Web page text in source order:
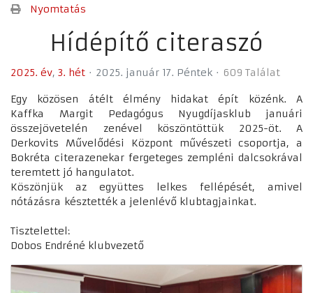
Nyomtatás
Hídépítő citeraszó
2025. év 3. hét 2025. január 17. Péntek 609 Találat
Egy közösen átélt élmény hidakat épít közénk. A
Kaffka Margit Pedagógus Nyugdíjasklub januári
összejövetelén zenével köszöntöttük 2025-öt. A
Derkovits Művelődési Központ művészeti csoportja, a
Bokréta citerazenekar fergeteges zempléni dalcsokrával
teremtett jó hangulatot.
Köszönjük az együttes lelkes fellépését, amivel
nótázásra késztették a jelenlévő klubtagjainkat.
Tisztelettel:
Dobos Endréné klubvezető